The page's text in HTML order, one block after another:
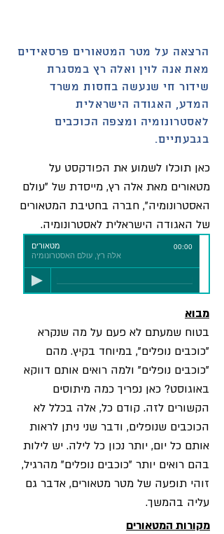
הרצאה על מטר המטאורים פרסאידים
מאת אנה לוין ואלה רץ במסגרת
שידור חי שנעשה בחסות משרד
המדע, האגודה הישראלית
לאסטרונומיה ומצפה הכוכבים
בגבעתיים.
מטאורים
אלה רץ, עולם האסטרונומיה
00:00
כאן תוכלו לשמוע את הפודקסט על
מטאורים מאת אלה רץ, מייסדת של "עולם
האסטרונומיה", חברה בחטיבת המטאורים
של האגודה הישראלית לאסטרונומיה.
מבוא
בטוח שמעתם לא פעם על מה שנקרא
"כוכבים נופלים", במיוחד בקיץ. מהם
"כוכבים נופלים" ולמה רואים אותם דווקא
באוגוסט? כאן נפריך כמה מיתוסים
הקשורים לזה. קודם כל, אלה בכלל לא
הכוכבים שנופלים, ודבר שני ניתן לראות
אותם כל יום, יותר נכון כל לילה. יש לילות
בהם רואים יותר "כוכבים נופלים" מהרגיל,
זוהי תופעה של מטר מטאורים, אדבר גם
עליה בהמשך.
מקורות המטאורים